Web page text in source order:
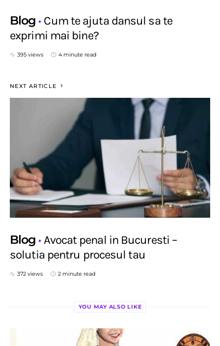
Blog
Cum te ajuta dansul sa te
exprimi mai bine?
395 views 4 minute read
NEXT ARTICLE
Blog
Avocat penal in Bucuresti –
solutia pentru procesul tau
372 views 2 minute read
YOU MAY ALSO LIKE